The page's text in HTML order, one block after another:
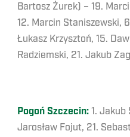
Bartosz Żurek) – 19.
12. Marcin Staniszewski,
Łukasz Krzysztoń, 15.
Radziemski, 21. Jakub
Pogoń Szczecin: 1. Jakub
Jarosław Fojut, 21.